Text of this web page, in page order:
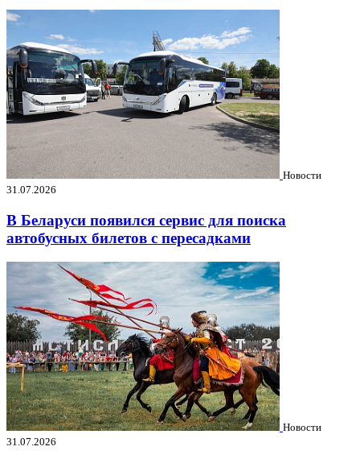
Новости
31.07.2026
В Беларуси появился сервис для поиска
автобусных билетов с пересадками
Новости
31.07.2026